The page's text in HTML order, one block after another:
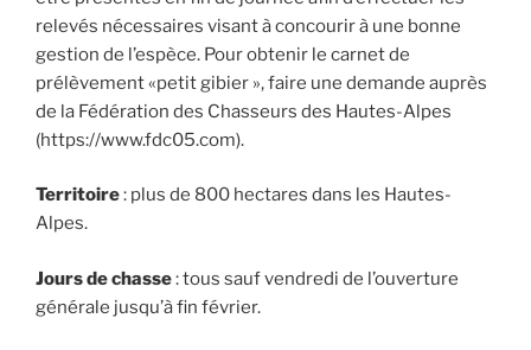
relevés nécessaires visant à concourir à une bonne
gestion de l’espèce. Pour obtenir le carnet de
prélèvement «petit gibier », faire une demande auprès
de la Fédération des Chasseurs des Hautes-Alpes
(https://www.fdc05.com).
Territoire: plus de 800 hectares dans les Hautes-
Alpes.
Jours de chasse: tous sauf vendredi de l’ouverture
générale jusqu’à fin février.